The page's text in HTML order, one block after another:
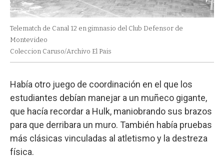
Telematch de Canal 12 en gimnasio del Club Defensor de
Montevideo
Coleccion Caruso/Archivo El Pais
Había otro juego de coordinación en el que los
estudiantes debían manejar a un muñeco gigante,
que hacía recordar a Hulk, maniobrando sus brazos
para que derribara un muro. También había pruebas
más clásicas vinculadas al atletismo y la destreza
física.